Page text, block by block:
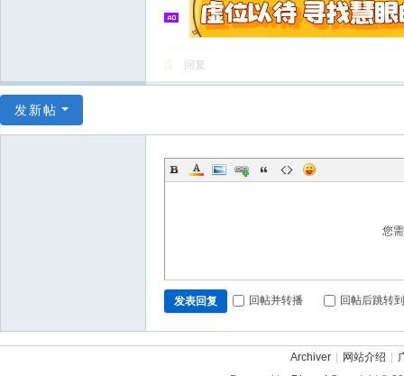
回复
发新帖
您
发表回复 回帖并转播 回帖后跳转
Archiver 网站介绍